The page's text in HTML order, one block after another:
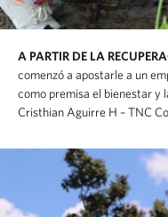
A PARTIR DE LA
comenzó a apostarle a un
como premisa el bienestar y
Cristhian Aguirre H – TNC